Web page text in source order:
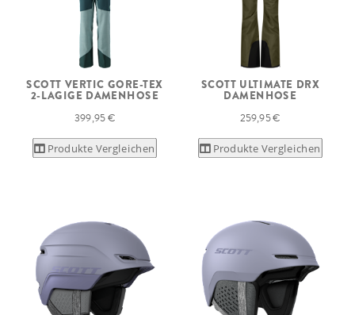
SCOTT VERTIC GORE-TEX
2-LAGIGE DAMENHOSE
399,95 €
Produkte Vergleichen
SCOTT ULTIMATE DRX
DAMENHOSE
259,95 €
Produkte Vergleichen